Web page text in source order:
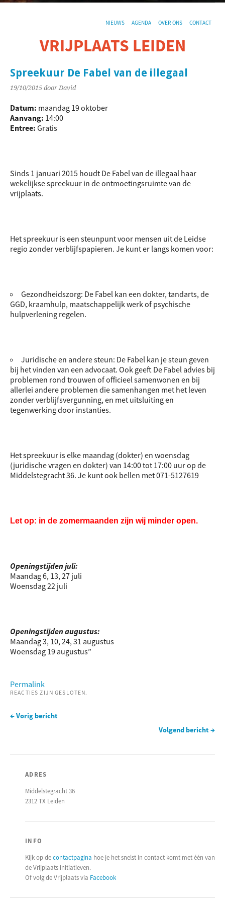
NIEUWS AGENDA OVER ONS CONTACT
VRIJPLAATS LEIDEN
Spreekuur De Fabel van de illegaal
19/10/2015 door David
Datum: maandag 19 oktober
Aanvang: 14:00
Entree: Gratis
Sinds 1 januari 2015 houdt De Fabel van de illegaal haar
wekelijkse spreekuur in de ontmoetingsruimte van de
vrijplaats.
Het spreekuur is een steunpunt voor mensen uit de Leidse
regio zonder verblijfspapieren. Je kunt er langs komen voor:
Gezondheidszorg: De Fabel kan een dokter, tandarts, de
GGD, kraamhulp, maatschappelijk werk of psychische
hulpverlening regelen.
Juridische en andere steun: De Fabel kan je steun geven
bij het vinden van een advocaat. Ook geeft De Fabel advies bij
problemen rond trouwen of officieel samenwonen en bij
allerlei andere problemen die samenhangen met het leven
zonder verblijfsvergunning, en met uitsluiting en
tegenwerking door instanties.
Het spreekuur is elke maandag (dokter) en woensdag
(juridische vragen en dokter) van 14:00 tot 17:00 uur op de
Middelstegracht 36. Je kunt ook bellen met 071-5127619
Let op: in de zomermaanden zijn wij minder open.
Openingstijden juli:
Maandag 6, 13, 27 juli
Woensdag 22 juli
Openingstijden augustus:
Maandag 3, 10, 24, 31 augustus
Woensdag 19 augustus”
Permalink
REACTIES ZIJN GESLOTEN.
← Vorig bericht
Volgend bericht →
ADRES
Middelstegracht 36
2312 TX Leiden
INFO
Kijk op decontactpagina hoe je het snelst in contact komt met één van
de Vrijplaats initiatieven.
Of volg de Vrijplaats via Facebook